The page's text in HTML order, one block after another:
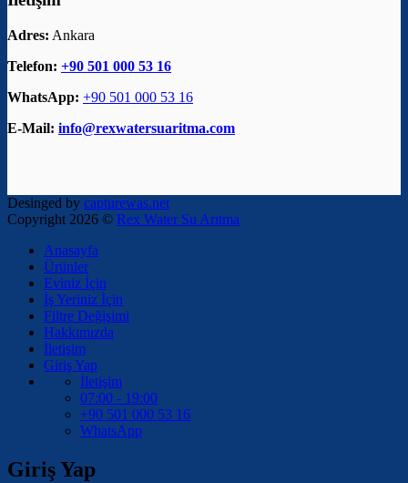
Adres: Ankara
Telefon: +90 501 000 53 16
WhatsApp: +90 501 000 53 16
E-Mail: info@rexwatersuaritma.com
Desinged by capturewas.net
Copyright 2026 © Rex Water Su Arıtma
Anasayfa
Ürünler
Eviniz İçin
İş Yeriniz İçin
Filtre Değişimi
Hakkımızda
İletişim
Giriş Yap
İletişim
07:00 - 19:00
+90 501 000 53 16
WhatsApp
Giriş Yap